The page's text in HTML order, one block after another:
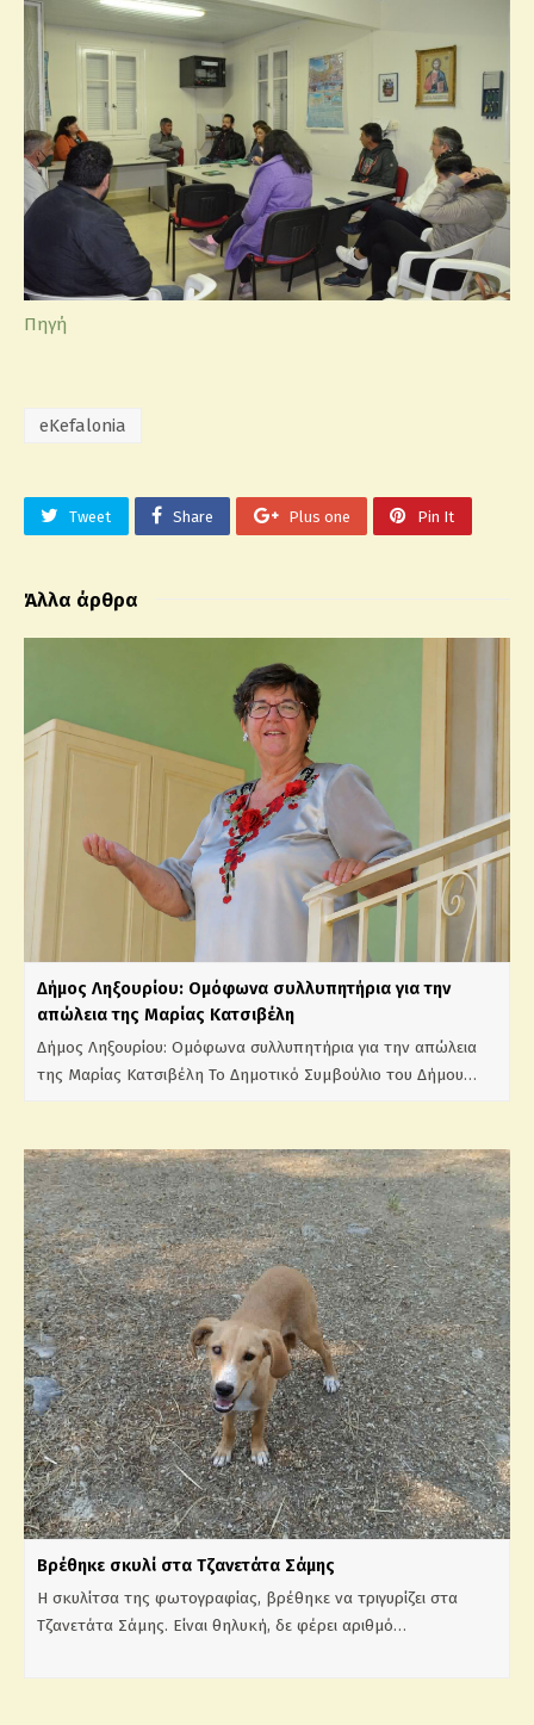
Πηγή
eKefalonia
Tweet Share Plus one Pin It
Άλλα άρθρα
Δήμος Ληξουρίου: Ομόφωνα συλλυπητήρια για την
απώλεια της Μαρίας Κατσιβέλη
Δήμος Ληξουρίου: Ομόφωνα συλλυπητήρια για την απώλεια
της Μαρίας Κατσιβέλη Το Δημοτικό Συμβούλιο του Δήμου…
Βρέθηκε σκυλί στα Τζανετάτα Σάμης
Η σκυλίτσα της φωτογραφίας, βρέθηκε να τριγυρίζει στα
Τζανετάτα Σάμης. Είναι θηλυκή, δε φέρει αριθμό…